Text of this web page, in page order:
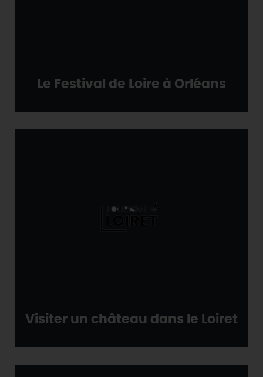
Le Festival de Loire à Orléans
Visiter un château dans le Loiret